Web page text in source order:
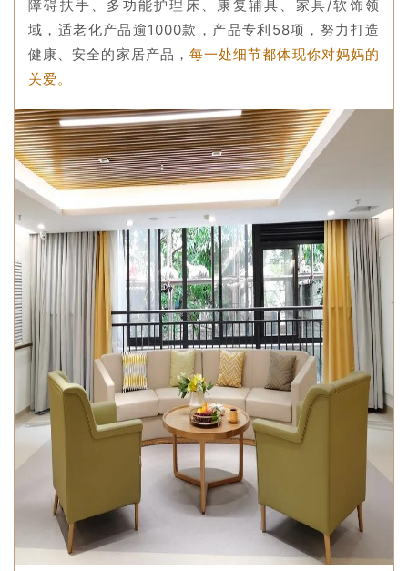
障碍扶手、多功能护理床、康复辅具、家具/软饰领
域，适老化产品逾1000款，产品专利58项，努力打造
健康、安全的家居产品， 每一处细节都体现你对妈妈的
关爱。